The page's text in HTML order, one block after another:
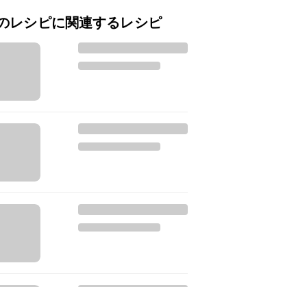
レシピに関連するレシピ